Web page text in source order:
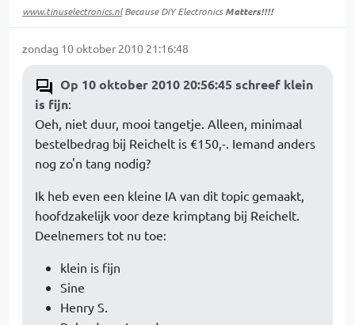
www.tinuselectronics.nlBecause DIY ElectronicsMatters!!!!
zondag 10 oktober 2010 21:16:48
Op 10 oktober 2010 20:56:45 schreef klein
is fijn:
Oeh, niet duur, mooi tangetje. Alleen, minimaal
bestelbedrag bij Reichelt is €150,-. Iemand anders
nog zo'n tang nodig?
Ik heb even een kleine IA van dit topic gemaakt,
hoofdzakelijk voor deze krimptang bij Reichelt.
Deelnemers tot nu toe:
klein is fijn
Sine
Henry S.